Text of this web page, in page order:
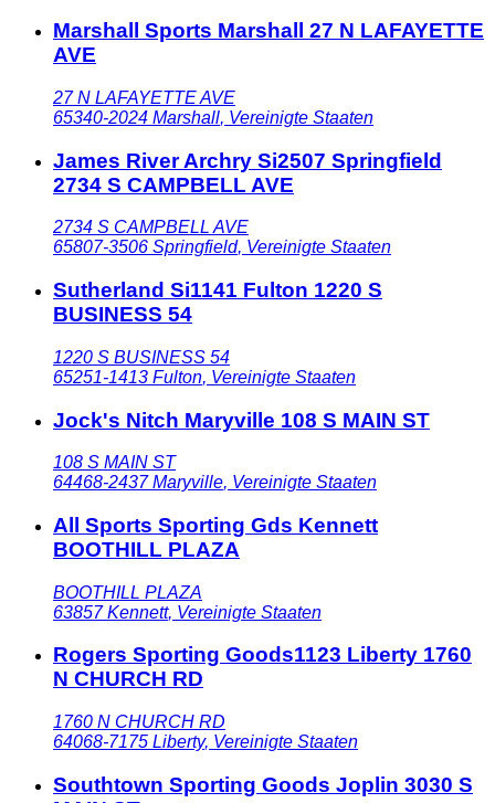
Marshall Sports Marshall 27 N LAFAYETTE
AVE
27 N LAFAYETTE AVE
65340-2024 Marshall, Vereinigte Staaten
James River Archry Si2507 Springfield
2734 S CAMPBELL AVE
2734 S CAMPBELL AVE
65807-3506 Springfield, Vereinigte Staaten
Sutherland Si1141 Fulton 1220 S
BUSINESS 54
1220 S BUSINESS 54
65251-1413 Fulton, Vereinigte Staaten
Jock's Nitch Maryville 108 S MAIN ST
108 S MAIN ST
64468-2437 Maryville, Vereinigte Staaten
All Sports Sporting Gds Kennett
BOOTHILL PLAZA
BOOTHILL PLAZA
63857 Kennett, Vereinigte Staaten
Rogers Sporting Goods1123 Liberty 1760
N CHURCH RD
1760 N CHURCH RD
64068-7175 Liberty, Vereinigte Staaten
Southtown Sporting Goods Joplin 3030 S